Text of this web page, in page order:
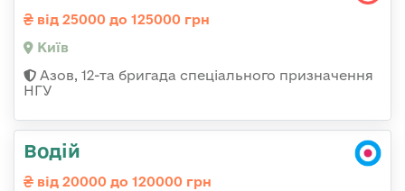
від 25000 до 125000 грн
Київ
Азов, 12-та бригада спеціального призначення
НГУ
Водій
від 20000 до 120000 грн